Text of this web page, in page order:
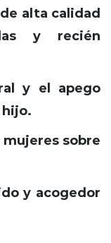
alta calidad
y recién
y el apego
sobre
y acogedor